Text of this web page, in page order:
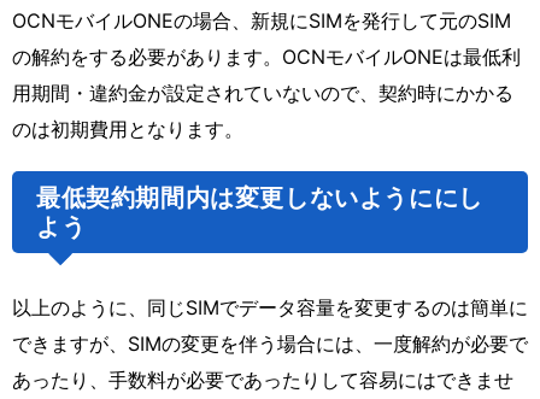
OCNモバイルONEの場合、新規にSIMを発行して元のSIM
の解約をする必要があります。OCNモバイルONEは最低利
用期間・違約金が設定されていないので、契約時にかかる
のは初期費用となります。
最低契約期間内は変更しないようににし
よう
以上のように、同じSIMでデータ容量を変更するのは簡単に
できますが、SIMの変更を伴う場合には、一度解約が必要で
あったり、手数料が必要であったりして容易にはできませ